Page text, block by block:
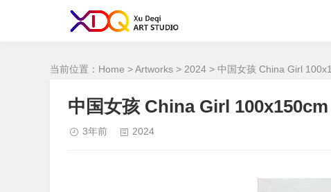
当前位置： Home >Artworks > 2024 > 中国女孩 China Girl
中国女孩 China Girl
3年前 2024